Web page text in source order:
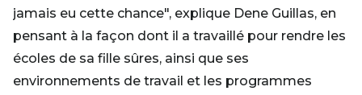
jamais eu cette chance", explique Dene Guillas, en
pensant à la façon dont il a travaillé pour rendre les
écoles de sa fille sûres, ainsi que ses
environnements de travail et les programmes